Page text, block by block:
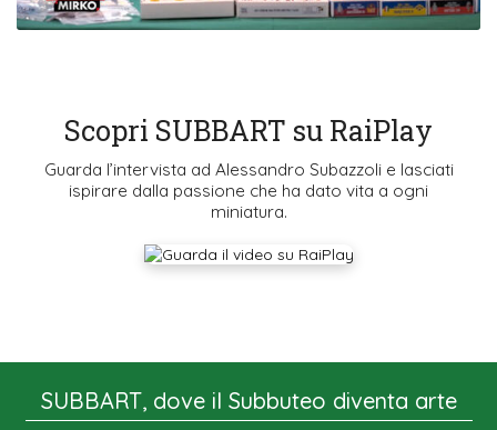
Scopri SUBBART su RaiPlay
Guarda l’intervista ad Alessandro Subazzoli e lasciati
ispirare dalla passione che ha dato vita a ogni
miniatura.
SUBBART, dove il Subbuteo diventa arte